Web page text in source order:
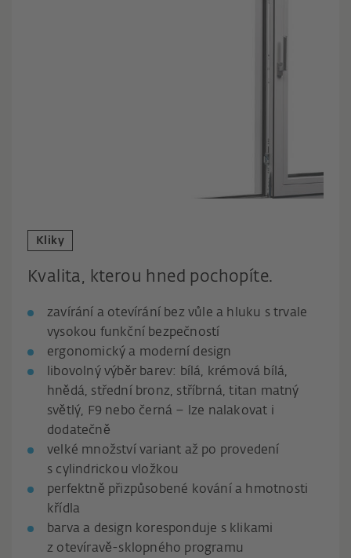
Kliky
Kvalita, kterou hned pochopíte.
zavírání a otevírání bez vůle a hluku s trvale
vysokou funkční bezpečností
ergonomický a moderní design
libovolný výběr barev: bílá, krémová bílá,
hnědá, střední bronz, stříbrná, titan matný
světlý, F9 nebo černá – lze nalakovat i
dodatečně
velké množství variant až po provedení
s cylindrickou vložkou
perfektně přizpůsobené kování a hmotnosti
křídla
barva a design koresponduje s klikami
z otevíravě-sklopného programu